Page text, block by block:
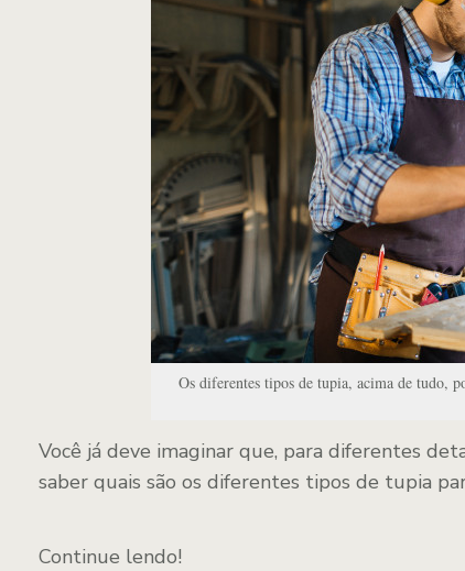
Os diferentes tipos de tupia, acima de tudo,
Você já deve imaginar que, para diferentes
saber quais são os diferentes tipos de tupia
Continue lendo!